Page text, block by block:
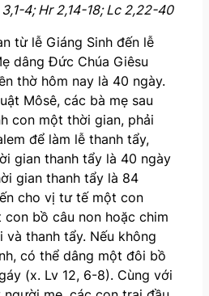
4; Hr 2,14-18; Lc 2,22-40
từ lễ Giáng Sinh đến lễ
dâng Đức Chúa Giêsu
thờ hôm nay là 40 ngày.
Môsê, các bà mẹ sau
con một thời gian, phải
để làm lễ thanh tẩy,
gian thanh tẩy là 40 ngày
gian thanh tẩy là 84
cho vị tư tế một con
bồ câu non hoặc chim
thanh tẩy. Nếu không
có thể dâng một đôi bồ
(x. Lv 12, 6-8). Cùng với